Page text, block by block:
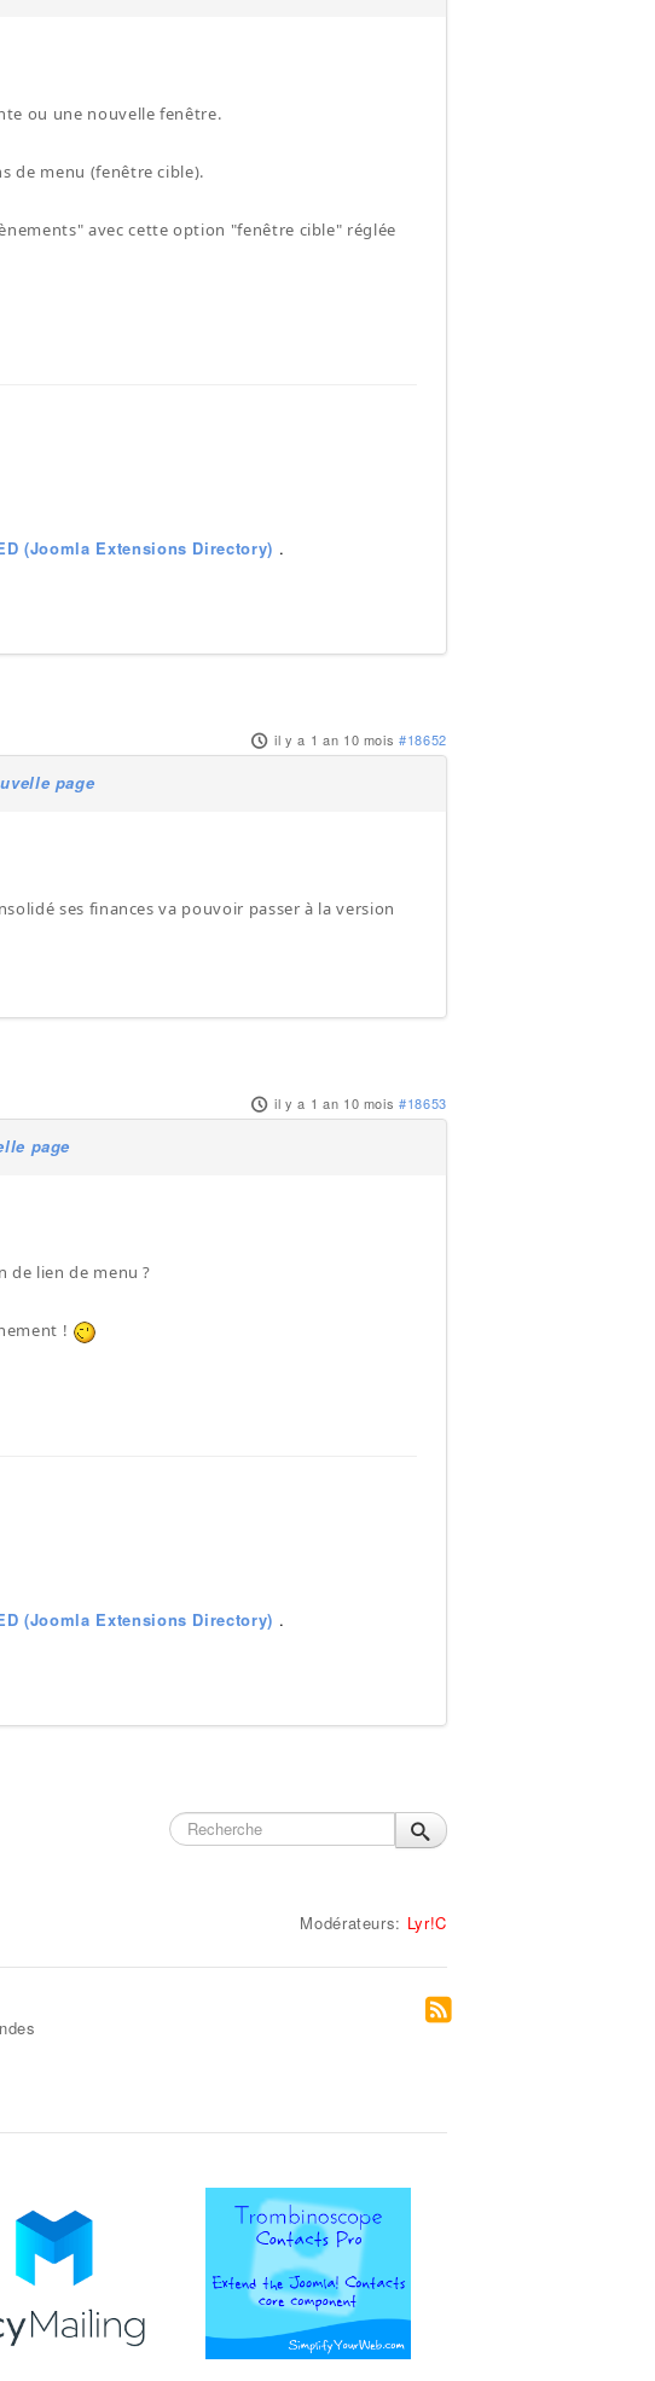
ou une nouvelle fenêtre.
de menu (fenêtre cible).
avec cette option "fenêtre cible" réglée
(Joomla Extensions Directory) .
il y a 1 an 10 mois #18652
page
ses finances va pouvoir passer à la version
il y a 1 an 10 mois #18653
page
de lien de menu ?
!
(Joomla Extensions Directory) .
Modérateurs: Lyr!C